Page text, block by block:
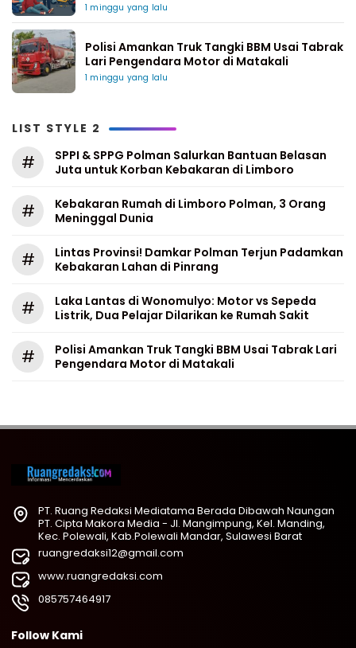
1 minggu yang lalu
Polisi Amankan Truk Tangki BBM Usai Tabrak
Lari Pengendara Motor di Matakali
1 minggu yang lalu
LIST STYLE 2
#
SPPI & SPPG Polman Salurkan Bantuan Belasan
Juta untuk Korban Kebakaran di Limboro
#
Kebakaran Rumah di Limboro Polman, 3 Orang
Meninggal Dunia
#
Lintas Provinsi! Damkar Polman Terjun Padamkan
Kebakaran Lahan di Pinrang
#
Laka Lantas di Wonomulyo: Motor vs Sepeda
Listrik, Dua Pelajar Dilarikan ke Rumah Sakit
#
Polisi Amankan Truk Tangki BBM Usai Tabrak Lari
Pengendara Motor di Matakali
PT. Ruang Redaksi Mediatama Berada Dibawah Naungan
PT. Cipta Makora Media - Jl. Mangimpung, Kel. Manding,
Kec. Polewali, Kab.Polewali Mandar, Sulawesi Barat
ruangredaksi12@gmail.com
www.ruangredaksi.com
085757464917
Follow Kami